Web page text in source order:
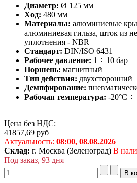
Диаметр: Ø 125 мм
Ход: 480 мм
Материалы: алюминиевые
алюминиевая гильза, шток из
уплотнения - NBR
Стандарт: DIN/ISO 6431
Рабочее давление: 1 ÷ 10 бар
Поршень: магнитный
Тип действия: двухсторонний
Демпфирование:
Рабочая температура: -20°C ÷
Цена без НДС:
41857,69 руб
Актуальность: 08:00, 08.08.2026
Склад: г. Москва (Зеленоград) В
Под заказ, 93 дня